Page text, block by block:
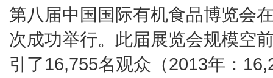
第八届中国国际有机食品博览会
次成功举行。此届展览会规模空
引了16,755名观众（2013年：